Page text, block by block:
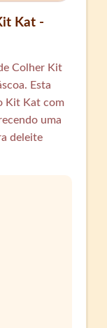
Kat -
Colher Kit
Esta
Kit Kat com
uma
deleite